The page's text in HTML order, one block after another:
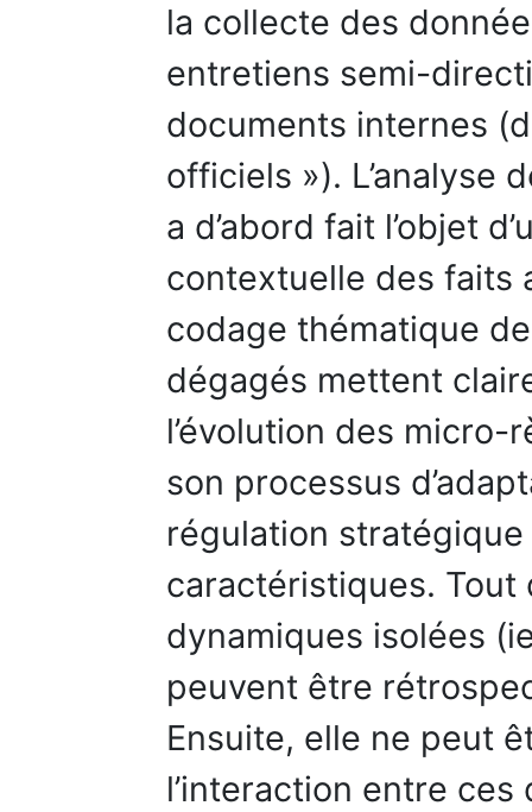
la collecte des
entretiens semi-
documents internes
officiels »). L’analyse
a d’abord fait l’objet
contextuelle des faits
codage thématique
dégagés mettent
l’évolution des micro-
son processus
régulation
caractéristiques. Tout
dynamiques isolées
peuvent être
Ensuite, elle ne peut
l’interaction entre